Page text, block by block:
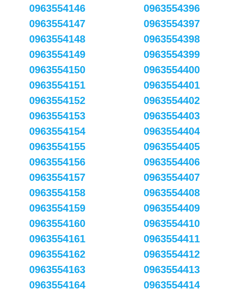
0963554146
0963554147
0963554148
0963554149
0963554150
0963554151
0963554152
0963554153
0963554154
0963554155
0963554156
0963554157
0963554158
0963554159
0963554160
0963554161
0963554162
0963554163
0963554164
0963554396
0963554397
0963554398
0963554399
0963554400
0963554401
0963554402
0963554403
0963554404
0963554405
0963554406
0963554407
0963554408
0963554409
0963554410
0963554411
0963554412
0963554413
0963554414